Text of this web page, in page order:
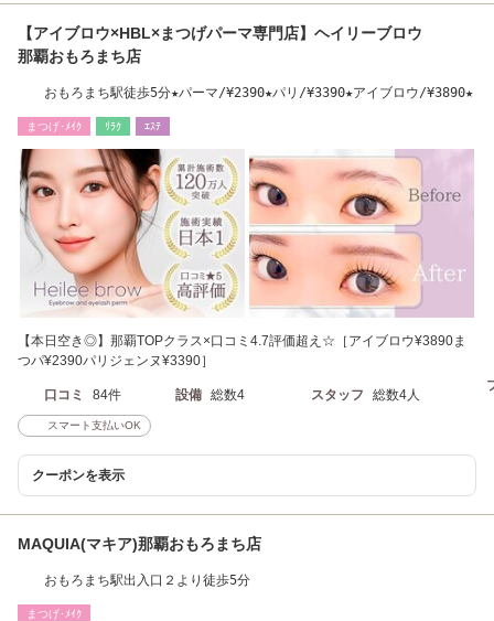
【アイブロウ×HBL×まつげパーマ専門店】ヘイリーブロウ
那覇おもろまち店
おもろまち駅徒歩5分★パーマ/¥2390★パリ/¥3390★アイブロウ/¥3890★
まつげ･ﾒｲｸ ﾘﾗｸ ｴｽﾃ
【本日空き◎】那覇TOPクラス×口コミ4.7評価超え☆［アイブロウ¥3890ま
つパ¥2390パリジェンヌ¥3390］
口コミ 84件 設備 総数4 スタッフ 総数4人
スマート支払いOK
クーポンを表示
MAQUIA(マキア)那覇おもろまち店
おもろまち駅出入口２より徒歩5分
まつげ･ﾒｲｸ